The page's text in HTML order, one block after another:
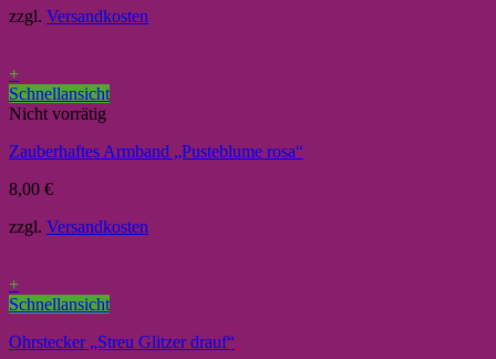
zzgl. Versandkosten
+
Schnellansicht
Nicht vorrätig
Zauberhaftes Armband „Pusteblume rosa“
8,00 €
zzgl. Versandkosten
+
Schnellansicht
Ohrstecker „Streu Glitzer drauf“